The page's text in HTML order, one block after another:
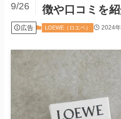
徴や口コミを紹
9/26
広告 LOEWE（ロエベ） 2024